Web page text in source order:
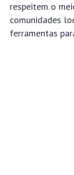
respeitem o
comunidades
ferramentas